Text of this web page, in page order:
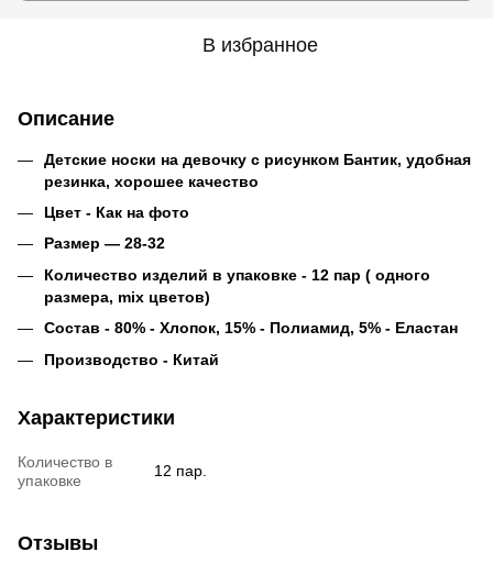
В избранное
Описание
Детские носки на девочку с рисунком Бантик, удобная
резинка, хорошее качество
Цвет - Как на фото
Размер — 28-32
Количество изделий в упаковке - 12 пар ( одного
размера, mix цветов)
Состав - 80% - Хлопок, 15% - Полиамид, 5% - Еластан
Производство - Китай
Характеристики
Количество в
упаковке
12 пар.
Отзывы